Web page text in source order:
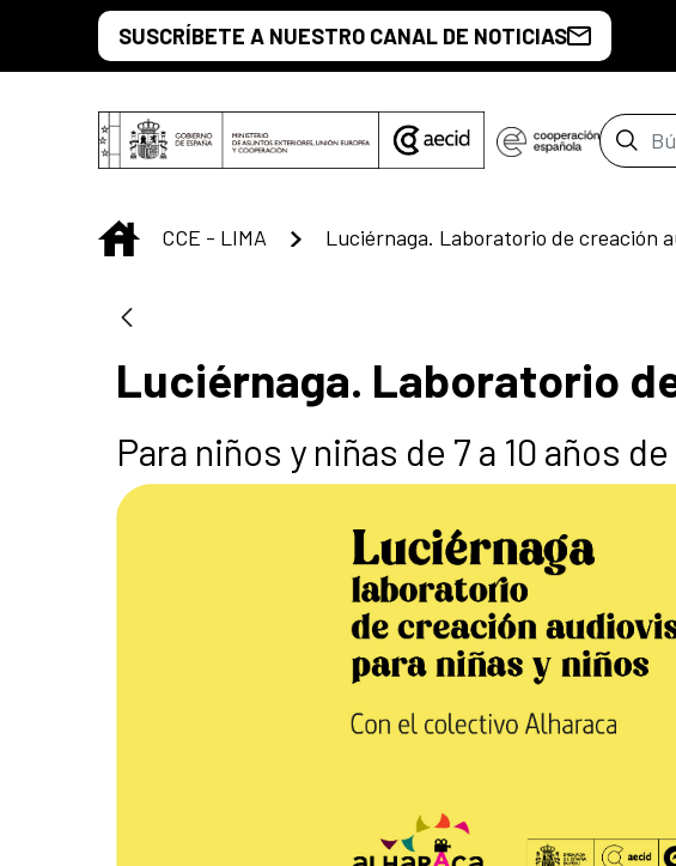
Saltar al contenido principal
SUSCRÍBETE A NUESTRO CANAL DE NOTICIAS
INICIO
CCE - LIMA
Luciérnaga. Laboratorio
Para niños y niñas de 7 a 10 años